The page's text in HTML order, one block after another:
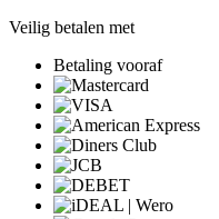
Veilig betalen met
Betaling vooraf